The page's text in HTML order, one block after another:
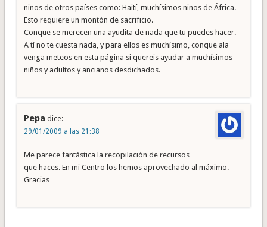
niños de otros países como: Haití, muchísimos niños de África.
Esto requiere un montón de sacrificio.
Conque se merecen una ayudita de nada que tu puedes hacer.
A tí no te cuesta nada, y para ellos es muchísimo, conque ala
venga meteos en esta página si quereis ayudar a muchísimos
niños y adultos y ancianos desdichados.
Pepa dice:
29/01/2009 a las 21:38
Me parece fantástica la recopilación de recursos
que haces. En mi Centro los hemos aprovechado al máximo.
Gracias